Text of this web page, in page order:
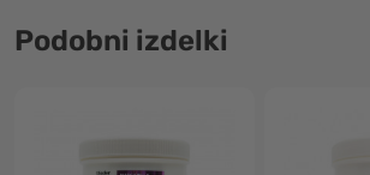
Podobni izdelki